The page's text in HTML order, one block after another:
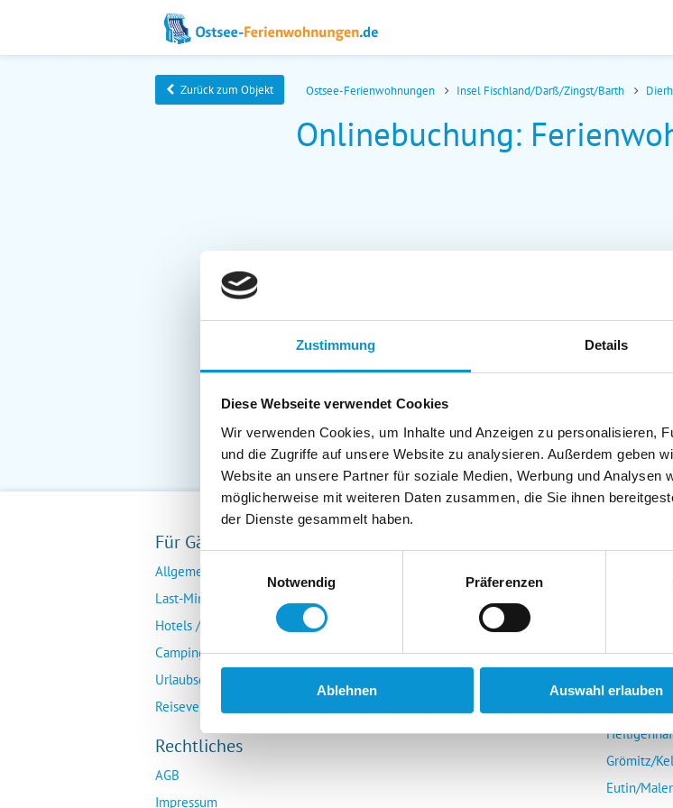
Zustimmung Details
Diese Webseite verwendet Cookies
Wir verwenden Cookies, um Inhalte und Anzeigen zu personalisieren,
und die Zugriffe auf unsere Website zu analysieren. Außerdem geben
Website an unsere Partner für soziale Medien, Werbung und Analysen
möglicherweise mit weiteren Daten zusammen, die Sie ihnen
der Dienste gesammelt haben.
Notwendig
Präferenzen
Ablehnen Auswahl erlauben
Zurück zum Objekt Ostsee-Ferienwohnungen Insel Fischland/Darß/Zingst/Barth
Onlinebuchung:
Für Gäste
Allgemeine Buchungsanfrage
Last-Minute-Angebote
Hotels / Pensionen
Campingplätze
Urlaubsgesuche
Reiseversicherung
Rechtliches
AGB
Impressum
Kieler
Grömitz/
Eutin/